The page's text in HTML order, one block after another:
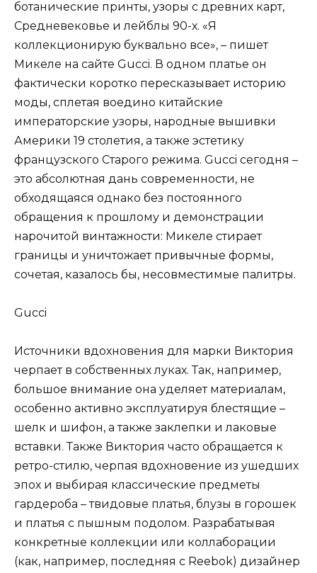
ботанические принты, узоры с древних карт,
Средневековье и лейблы 90-х. «Я
коллекционирую буквально все», – пишет
Микеле на сайте Gucci. В одном платье он
фактически коротко пересказывает историю
моды, сплетая воедино китайские
императорские узоры, народные вышивки
Америки 19 столетия, а также эстетику
французского Старого режима. Gucci сегодня –
это абсолютная дань современности, не
обходящаяся однако без постоянного
обращения к прошлому и демонстрации
нарочитой винтажности: Микеле стирает
границы и уничтожает привычные формы,
сочетая, казалось бы, несовместимые палитры.
Gucci
Источники вдохновения для марки Виктория
черпает в собственных луках. Так, например,
большое внимание она уделяет материалам,
особенно активно эксплуатируя блестящие –
шелк и шифон, а также заклепки и лаковые
вставки. Также Виктория часто обращается к
ретро-стилю, черпая вдохновение из ушедших
эпох и выбирая классические предметы
гардероба – твидовые платья, блузы в горошек
и платья с пышным подолом. Разрабатывая
конкретные коллекции или коллаборации
(как, например, последняя с Reebok) дизайнер